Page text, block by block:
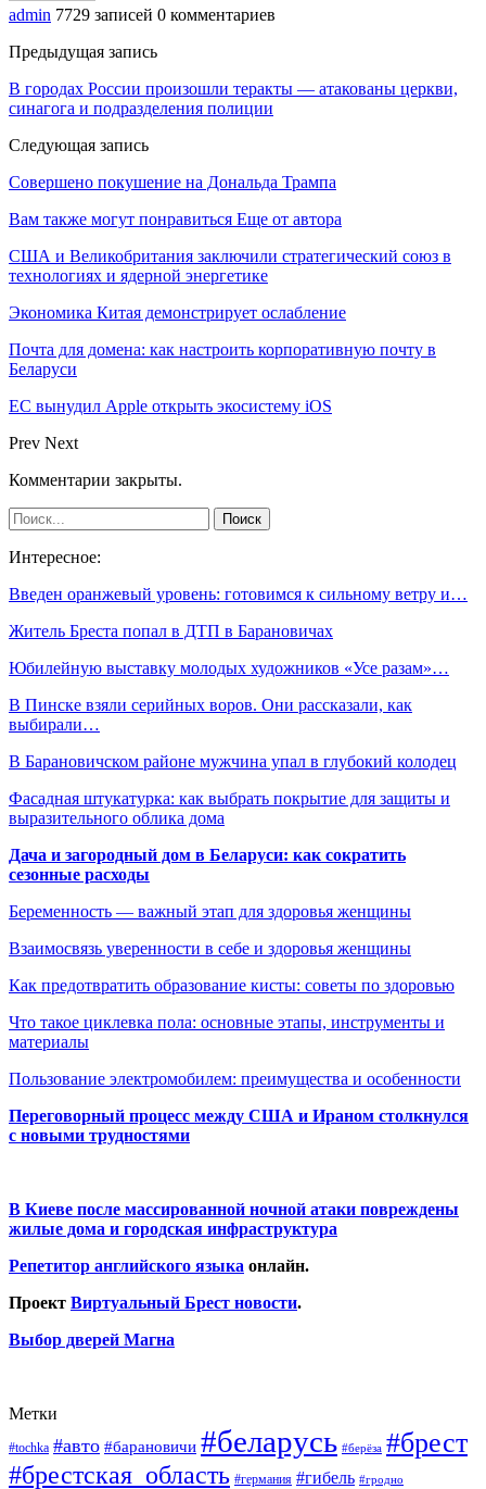
admin 7729 записей 0 комментариев
Предыдущая запись
В городах России произошли теракты — атакованы церкви,
синагога и подразделения полиции
Следующая запись
Совершено покушение на Дональда Трампа
Вам также могут понравиться Еще от автора
США и Великобритания заключили стратегический союз в
технологиях и ядерной энергетике
Экономика Китая демонстрирует ослабление
Почта для домена: как настроить корпоративную почту в
Беларуси
ЕС вынудил Apple открыть экосистему iOS
Prev Next
Комментарии закрыты.
Интересное:
Введен оранжевый уровень: готовимся к сильному ветру и…
Житель Бреста попал в ДТП в Барановичах
Юбилейную выставку молодых художников «Усе разам»…
В Пинске взяли серийных воров. Они рассказали, как
выбирали…
В Барановичском районе мужчина упал в глубокий колодец
Фасадная штукатурка: как выбрать покрытие для защиты и
выразительного облика дома
Дача и загородный дом в Беларуси: как сократить
сезонные расходы
Беременность — важный этап для здоровья женщины
Взаимосвязь уверенности в себе и здоровья женщины
Как предотвратить образование кисты: советы по здоровью
Что такое циклевка пола: основные этапы, инструменты и
материалы
Пользование электромобилем: преимущества и особенности
Переговорный процесс между США и Ираном столкнулся
с новыми трудностями
В Киеве после массированной ночной атаки повреждены
жилые дома и городская инфраструктура
Репетитор английского языка онлайн.
Проект Виртуальный Брест новости.
Выбор дверей Магна
Метки
#tochka #авто #барановичи #беларусь #берёза #брест
#брестская_область #германия #гибель #гродно